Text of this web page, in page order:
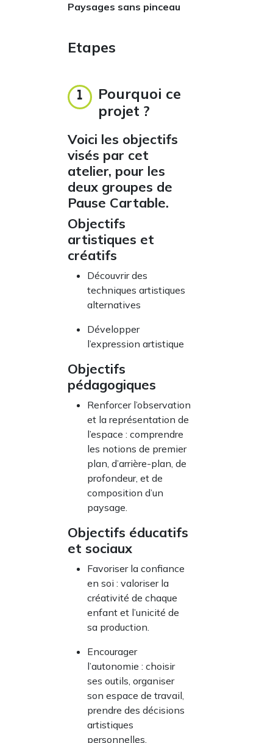
Paysages sans pinceau
Etapes
1
Pourquoi ce
projet ?
Voici les objectifs
visés par cet
atelier, pour les
deux groupes de
Pause Cartable.
Objectifs
artistiques et
créatifs
Découvrir des
techniques artistiques
alternatives
Développer
l’expression artistique
Objectifs
pédagogiques
Renforcer l’observation
et la représentation de
l’espace : comprendre
les notions de premier
plan, d’arrière-plan, de
profondeur, et de
composition d’un
paysage.
Objectifs éducatifs
et sociaux
Favoriser la confiance
en soi : valoriser la
créativité de chaque
enfant et l’unicité de
sa production.
Encourager
l’autonomie : choisir
ses outils, organiser
son espace de travail,
prendre des décisions
artistiques
personnelles.